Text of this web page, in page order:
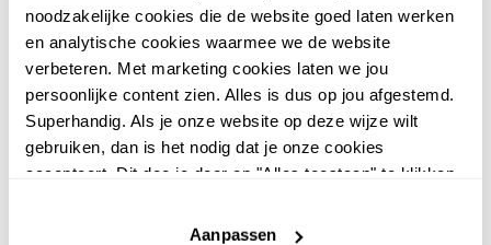
noodzakelijke cookies die de website goed laten werken
en analytische cookies waarmee we de website
verbeteren. Met marketing cookies laten we jou
persoonlijke content zien. Alles is dus op jou afgestemd.
Superhandig. Als je onze website op deze wijze wilt
gebruiken, dan is het nodig dat je onze cookies
accepteert. Dit doe je door op "Alles toestaan" te klikken.
website niet optimaal functioneert.
Aanpassen